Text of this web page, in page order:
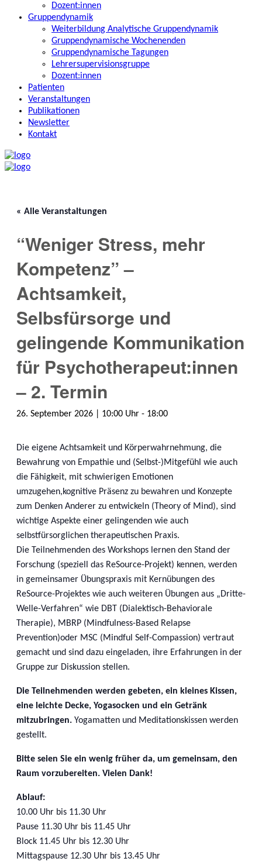
Dozent:innen
Gruppendynamik
Weiterbildung Analytische Gruppendynamik
Gruppendynamische Wochenenden
Gruppendynamische Tagungen
Lehrersupervisionsgruppe
Dozent:innen
Patienten
Veranstaltungen
Publikationen
Newsletter
Kontakt
« Alle Veranstaltungen
“Weniger Stress, mehr
Kompetenz” –
Achtsamkeit,
Selbsfürsorge und
gelingende Kommunikation
für Psychotherapeut:innen
– 2. Termin
26. September 2026 | 10:00 - 18:00
Die eigene Achtsamkeit und Körperwahrnehmung, die
Bewahrung von Empathie und (Selbst-)Mitgefühl wie auch
die Fähigkeit, mit schwierigen Emotionen
umzugehen,kognitive Präsenz zu bewahren und Konzepte
zum Denken Anderer zu entwickeln (Theory of Mind), sind
wichtige Aspekte einer gelingenden wie auch
selbstfürsorglichen therapeutischen Praxis.
Die Teilnehmenden des Workshops lernen den Stand der
Forschung (speziell das ReSource-Projekt) kennen, werden
in gemeinsamer Übungspraxis mit Kernübungen des
ReSource-Projektes wie auch weiteren Übungen aus „Dritte-
Welle-Verfahren“ wie DBT (Dialektisch-Behaviorale
Therapie), MBRP (Mindfulness-Based Relapse
Prevention)oder MSC (Mindful Self-Compassion) vertraut
gemacht und sind dazu eingeladen, ihre Erfahrungen in der
Gruppe zur Diskussion stellen.
Die Teilnehmenden werden gebeten, ein kleines Kissen,
eine leichte Decke, Yogasocken und ein Getränk
mitzubringen. Yogamatten und Meditationskissen werden
gestellt.
Bitte seien Sie ein wenig früher da, um gemeinsam, den
Raum vorzubereiten. Vielen Dank!
Ablauf:
10.00 Uhr bis 11.30 Uhr
Pause 11.30 Uhr bis 11.45 Uhr
Block 11.45 Uhr bis 12.30 Uhr
Mittagspause 12.30 Uhr bis 13.45 Uhr